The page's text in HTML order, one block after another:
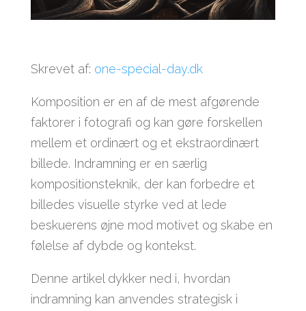
Skrevet af: one-special-day.dk
Komposition er en af de mest afgørende
faktorer i fotografi og kan gøre forskellen
mellem et ordinært og et ekstraordinært
billede. Indramning er en særlig
kompositionsteknik, der kan forbedre et
billedes visuelle styrke ved at lede
beskuerens øjne mod motivet og skabe en
følelse af dybde og kontekst.
Denne artikel dykker ned i, hvordan
indramning kan anvendes strategisk i